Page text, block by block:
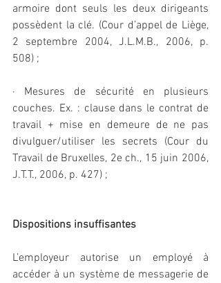
armoire dont seuls les deux dirigeants
possèdent la clé. (Cour d’appel de Liège,
2 septembre 2004, J.L.M.B., 2006, p.
508) ;
· Mesures de sécurité en plusieurs
couches. Ex. : clause dans le contrat de
travail + mise en demeure de ne pas
divulguer/utiliser les secrets (Cour du
Travail de Bruxelles, 2e ch., 15 juin 2006,
J.T.T., 2006, p. 427) ;
Dispositions insuffisantes
L’employeur autorise un employé à
accéder à un système de messagerie de